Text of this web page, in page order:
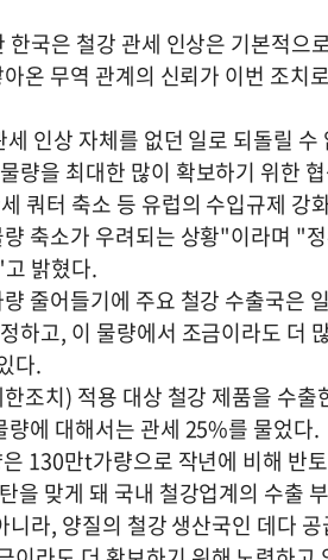
국은 철강 관세 인상은 기본적으
온 무역 관계의 신뢰가 이번 조치
인상 자체를 없던 일로 되돌릴 수
량을 최대한 많이 확보하기 위한
쿼터 축소 등 유럽의 수입규제 강
축소가 우려되는 상황"이라며 "
밝혔다.
줄어들기에 주요 철강 수출국은
하고, 이 물량에서 조금이라도 더
다.
조치) 적용 대상 철강 제품을 수출
에 대해서는 관세 25%를 물었다.
130만t가량으로 작년에 비해 반
을 맞게 돼 국내 철강업계의 수출
라, 양질의 철강 생산국인 데다